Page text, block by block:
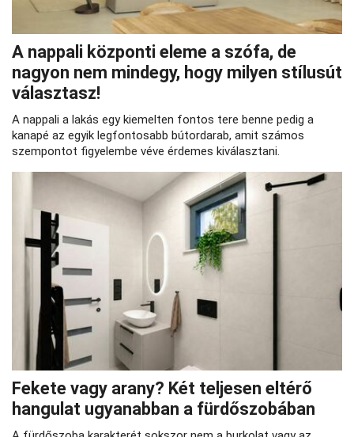
A nappali központi eleme a szófa, de
nagyon nem mindegy, hogy milyen stílusút
választasz!
A nappali a lakás egy kiemelten fontos tere benne pedig a
kanapé az egyik legfontosabb bútordarab, amit számos
szempontot figyelembe véve érdemes kiválasztani.
Fekete vagy arany? Két teljesen eltérő
hangulat ugyanabban a fürdőszobában